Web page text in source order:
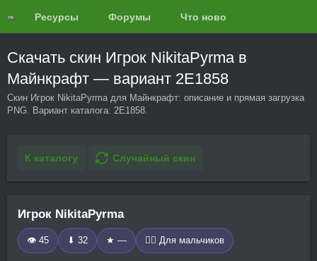
Ресурсы Форумы Что нового?
Скачать скин Игрок NikitaPyrma в
Майнкрафт — вариант 2E1858
Скин Игрок NikitaPyrma для Майнкрафт: описание и прямая загрузка
PNG. Вариант каталога: 2E1858.
К каталогу Случайный скин
Игрок NikitaPyrma
👁 45 ⬇ 32 ★ — 🧍‍♂️ Для мальчиков